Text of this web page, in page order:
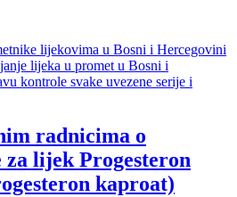
lijekovima u Bosni i Hercegovini
lijeka u promet u Bosni i
kontrole svake uvezene serije i
radnicima o
lijek Progesteron
kaproat)